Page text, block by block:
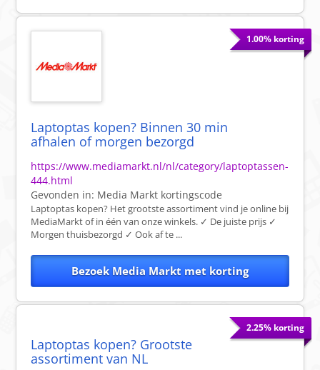
1.00% korting
Laptoptas kopen? Binnen 30 min
afhalen of morgen bezorgd
https://www.mediamarkt.nl/nl/category/laptoptassen-
444.html
Gevonden in: Media Markt kortingscode
Laptoptas kopen? Het grootste assortiment vind je online bij
MediaMarkt of in één van onze winkels. ✓ De juiste prijs ✓
Morgen thuisbezorgd ✓ Ook af te ...
Bezoek Media Markt met korting
2.25% korting
Laptoptas kopen? Grootste
assortiment van NL